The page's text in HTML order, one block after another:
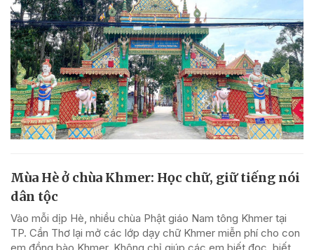
Mùa Hè ở chùa Khmer: Học chữ, giữ tiếng nói
dân tộc
Vào mỗi dịp Hè, nhiều chùa Phật giáo Nam tông Khmer tại
TP. Cần Thơ lại mở các lớp dạy chữ Khmer miễn phí cho con